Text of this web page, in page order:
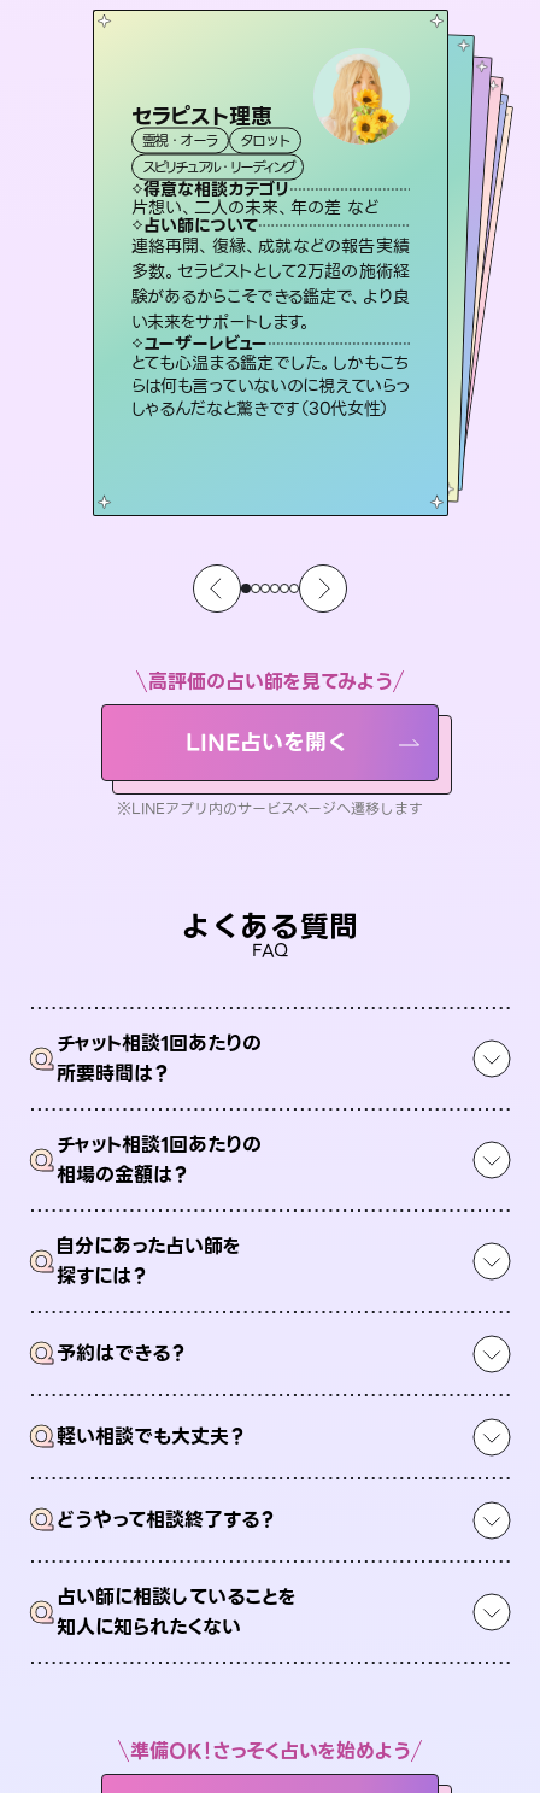
セラピスト理恵
霊視・オーラ
タロット
スピリチュアル・リーディング
得意な相談カテゴリ
片想い、二人の未来、年の差 など
占い師について
連絡再開、復縁、成就などの報告実績
多数。セラピストとして2万超の施術経
験があるからこそできる鑑定で、より良
い未来をサポートします。
ユーザーレビュー
とても心温まる鑑定でした。しかもこち
らは何も言っていないのに視えていらっ
しゃるんだなと驚きです（30代女性）
彗望（すいぼう）
霊視・オーラ 透視
スピリチュアル・リーディング
得意な相談カテゴリ
片想い、あの人の気持ち、復縁 など
占い師について
3,700年以上の歴史を持つ東洋最古の
占術「易占」で詳細まで占い、幸せへ向
かう道筋を示します。厳しい結果にも具
体的な対策をお伝えします。
ユーザーレビュー
複雑な背景もしっかり聞いて鑑定して
いただけました。気持ちが楽になりまし
た（50代 女性）
アイリス -iris-
西洋占星術 タロット
ルーン
得意な相談カテゴリ
恋愛総合、片想い、二人の未来 など
占い師について
復縁、恋愛、不倫の行方、同性愛や片
思い、仕事関係や借金問題まで知りた
いことや心の負担になっていることを
紐解き、背中をそっと押して導きます。
ユーザーレビュー
安心感のあり、言い切ってくれる所や濁
さない鑑定のおかげで、毎回自分の気
持ちを整えられます（30代 男性）
桃源珠羽 とうげんみう
霊視・オーラ
スピリチュアル・リーディング
得意な相談カテゴリ
片想い、あの人の気持ち、復縁 など
占い師について
恋愛のお悩みの中でも特に「曖昧な関係」の相談を得意としており、友達以上恋人未満なお相手との今後や本音を丁寧に読み解き恋愛成就へと導きます。
ユーザーレビュー
鑑定していただいてアドバイス通りに行
動すると仲が復活してきました。ありが
とうございました（40代 女性）
未来視師＊花
霊視・オーラ
スピリチュアル・リーディング
得意な相談カテゴリ
出逢い、片想い、復縁 など
占い師について
未来には何パターンもの選択肢があり
ます。不安で視えにくくなっているあな
たの素敵な未来を見つけ、その未来を
選択できるようアドバイスします。
ユーザーレビュー
職場の人の性質や人間関係、本心など
本当によく視えていてびっくり。対策が
打てて前向きになれます（40代）
おう 霊感オラクル
霊視・オーラ
オラクルカード
得意な相談カテゴリ
恋愛総合、あの人の気持ち など
占い師について
霊視×オラクルカードを使って「今」と
「未来」そして「気になるあの人の気持
ち」まで丁寧に読み解き、恋や人生のヒ
ントを優しく引き出します。
ユーザーレビュー
不安な気持ちが嘘みたいに晴れまし
た…！よく視えていらっしゃるんだなと
感じました（40代 女性）
高評価の占い師を見てみよう
LINE占いを開く
※LINEアプリ内のサービスページへ遷移します
よくある質問
FAQ
Qチャット相談1回あたりの
所要時間は？
Qチャット相談1回あたりの
相場の金額は？
Q自分にあった占い師を
探すには？
Q予約はできる？
Q軽い相談でも大丈夫？
Qどうやって相談終了する？
Q占い師に相談していることを
知人に知られたくない
準備OK！さっそく占いを始めよう